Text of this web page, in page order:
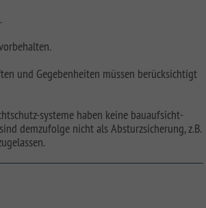
und Gegebenheiten müssen berücksichtigt
systeme haben keine bauaufsicht-
demzufolge nicht als Absturzsicherung, z.B.